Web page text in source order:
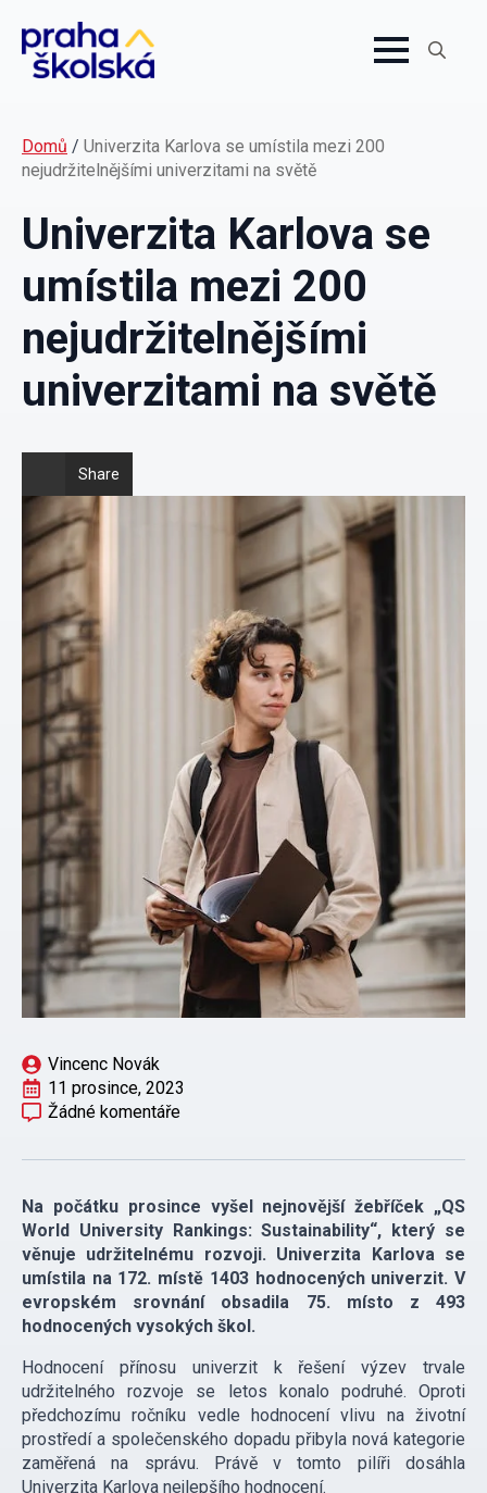
Domů / Univerzita Karlova se umístila mezi 200
nejudržitelnějšími univerzitami na světě
Univerzita Karlova se
umístila mezi 200
nejudržitelnějšími
univerzitami na světě
Share
Vincenc Novák
11 prosince, 2023
Žádné komentáře
Na počátku prosince vyšel nejnovější žebříček „QS
World University Rankings: Sustainability“, který se
věnuje udržitelnému rozvoji. Univerzita Karlova se
umístila na 172. místě 1403 hodnocených univerzit. V
evropském srovnání obsadila 75. místo z 493
hodnocených vysokých škol.
Hodnocení přínosu univerzit k řešení výzev trvale
udržitelného rozvoje se letos konalo podruhé. Oproti
předchozímu ročníku vedle hodnocení vlivu na životní
prostředí a společenského dopadu přibyla nová kategorie
zaměřená na správu. Právě v tomto pilíři dosáhla
Univerzita Karlova nejlepšího hodnocení.